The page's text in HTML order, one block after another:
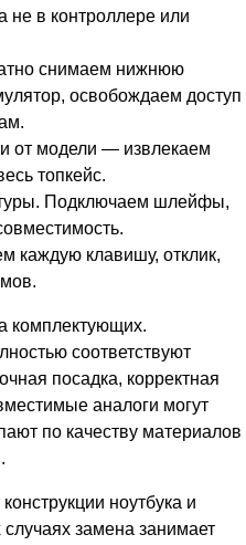
не в контроллере или
снимаем нижнюю
освобождаем доступ
от модели — извлекаем
топкейс.
Подключаем шлейфы,
каждую клавишу, отклик,
комплектующих.
соответствуют
посадка, корректная
аналоги могут
по качеству материалов
ноутбука и
замена занимает